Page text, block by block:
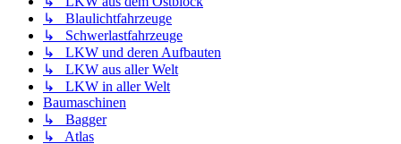
↳ Blaulichtfahrzeuge
↳ Schwerlastfahrzeuge
↳ LKW und deren Aufbauten
↳ LKW aus aller Welt
↳ LKW in aller Welt
Baumaschinen
↳ Bagger
↳ Atlas